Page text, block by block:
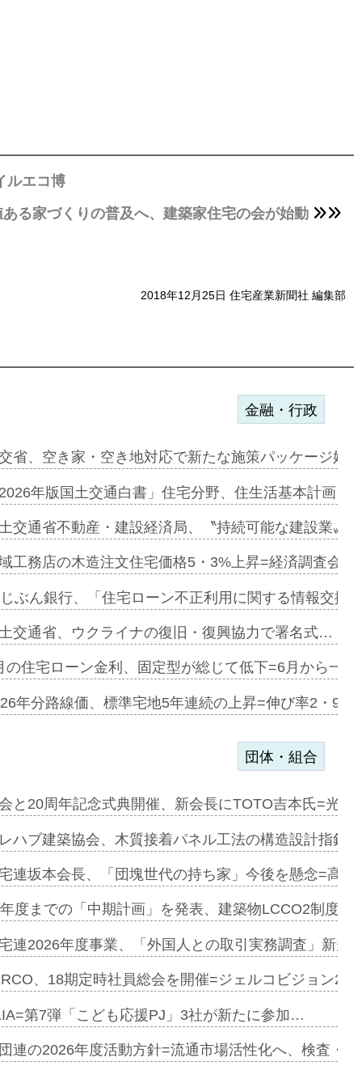
ルエコ博
ある家づくりの普及へ、建築家住宅の会が始動
2018年12月25日 住宅産業新聞社 編集部
サー契約…
起用…
ミーレキ…
も城南エ…
合型の賃…
ンカフェ…
協業=お互…
コリビング…
金融・行政
省、空き家・空き地対応で新たな施策パッケージ始
年版国土交通白書」住宅分野、住生活基本計画を
交通省不動産・建設経済局、〝持続可能な建設業〟
工務店の木造注文住宅価格5・3%上昇=経済調査会
ぶん銀行、「住宅ローン不正利用に関する情報交換
交通省、ウクライナの復旧・復興協力で署名式…
の住宅ローン金利、固定型が総じて低下=6月から一
年分路線価、標準宅地5年連続の上昇=伸び率2・
を提案=P…
ンビ…
加=リンナ…
見込む=…
開始=三協…
団体・組合
と20周年記念式典開催、新会長にTOTO吉本氏=光
ハブ建築協会、木質接着パネル工法の構造設計指針
連坂本会長、「団塊世代の持ち家」今後を懸念=高
度までの「中期計画」を発表、建築物LCCO2制度
連2026年度事業、「外国人との取引実務調査」新規
、18期定時社員総会を開催=ジェルコビジョン
第7弾「こども応援PJ」3社が新たに参加…
連の2026年度活動方針=流通市場活性化へ、検査・